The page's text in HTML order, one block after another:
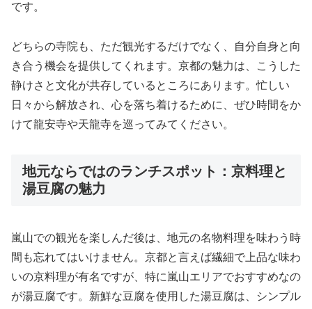
です。
どちらの寺院も、ただ観光するだけでなく、自分自身と向
き合う機会を提供してくれます。京都の魅力は、こうした
静けさと文化が共存しているところにあります。忙しい
日々から解放され、心を落ち着けるために、ぜひ時間をか
けて龍安寺や天龍寺を巡ってみてください。
地元ならではのランチスポット：京料理と
湯豆腐の魅力
嵐山での観光を楽しんだ後は、地元の名物料理を味わう時
間も忘れてはいけません。京都と言えば繊細で上品な味わ
いの京料理が有名ですが、特に嵐山エリアでおすすめなの
が湯豆腐です。新鮮な豆腐を使用した湯豆腐は、シンプル